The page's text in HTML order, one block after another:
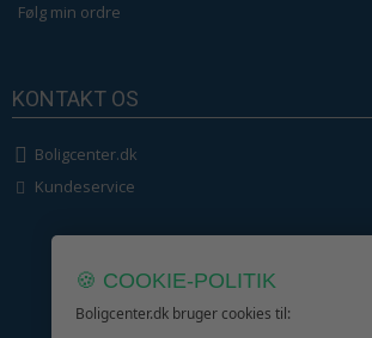
Følg min ordre
KONTAKT OS
Boligcenter.dk
Kundeservice
GIV GLÆDE MED ET
🍪 COOKIE-POLITIK
Boligcenter.dk bruger cookies til: